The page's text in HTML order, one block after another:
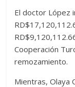
El doctor López
Cooperación
remozamiento.
Mientras, Olaya